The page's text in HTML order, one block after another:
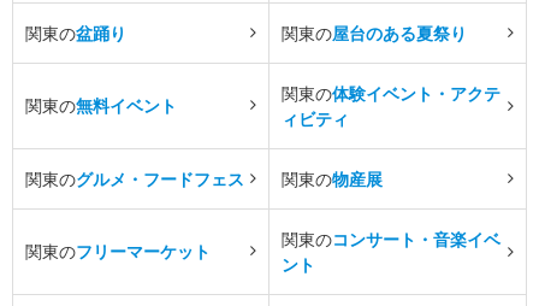
関東の盆踊り 関東の屋台のある夏祭り
関東の無料イベント
関東の体験イベント・アクテ
ィビティ
関東のグルメ・フードフェス 関東の物産展
関東のフリーマーケット
関東のコンサート・音楽イベ
ント